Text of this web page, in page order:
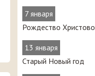
7 января
Рождество Христово
13 января
Старый Новый год